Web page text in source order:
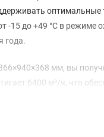
15 до +49 °C в режиме
года.
мм, вы
6400 м³/ч, что
380×1200×719 мм,